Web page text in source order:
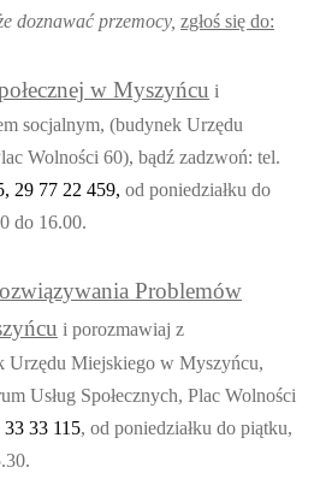
doznawać przemocy, zgłoś się do:
w Myszyńcu i
socjalnym, (budynek Urzędu
Wolności 60), bądź zadzwoń: tel.
29 77 22 459, od poniedziałku do
do 16.00.
Problemów
i porozmawiaj z
Urzędu Miejskiego w Myszyńcu,
Usług Społecznych, Plac Wolności
33 33 115, od poniedziałku do piątku,